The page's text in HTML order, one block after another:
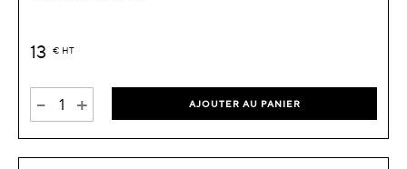
13 € HT
- + AJOUTER AU PANIER